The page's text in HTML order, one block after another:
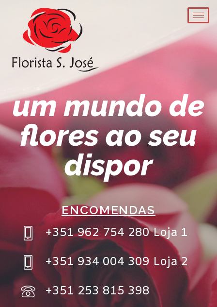
ENCOMENDAS
+351 962 754 280 Loja 1
+351 934 004 309 Loja 2
+351 253 815 398
um mundo de
flores ao seu
dispor